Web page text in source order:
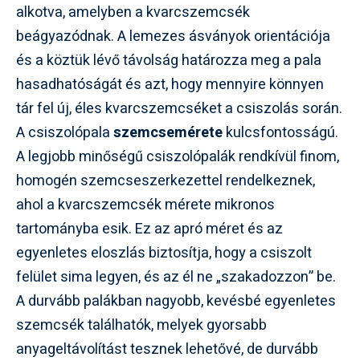
alkotva, amelyben a kvarcszemcsék
beágyazódnak. A lemezes ásványok orientációja
és a köztük lévő távolság határozza meg a pala
hasadhatóságát és azt, hogy mennyire könnyen
tár fel új, éles kvarcszemcséket a csiszolás során.
A csiszolópalaszemcseméretekulcsfontosságú.
A legjobb minőségű csiszolópalák rendkívül finom,
homogén szemcseszerkezettel rendelkeznek,
ahol a kvarcszemcsék mérete mikronos
tartományba esik. Ez az apró méret és az
egyenletes eloszlás biztosítja, hogy a csiszolt
felület sima legyen, és az él ne „szakadozzon” be.
A durvább palákban nagyobb, kevésbé egyenletes
szemcsék találhatók, melyek gyorsabb
anyageltávolítást tesznek lehetővé, de durvább